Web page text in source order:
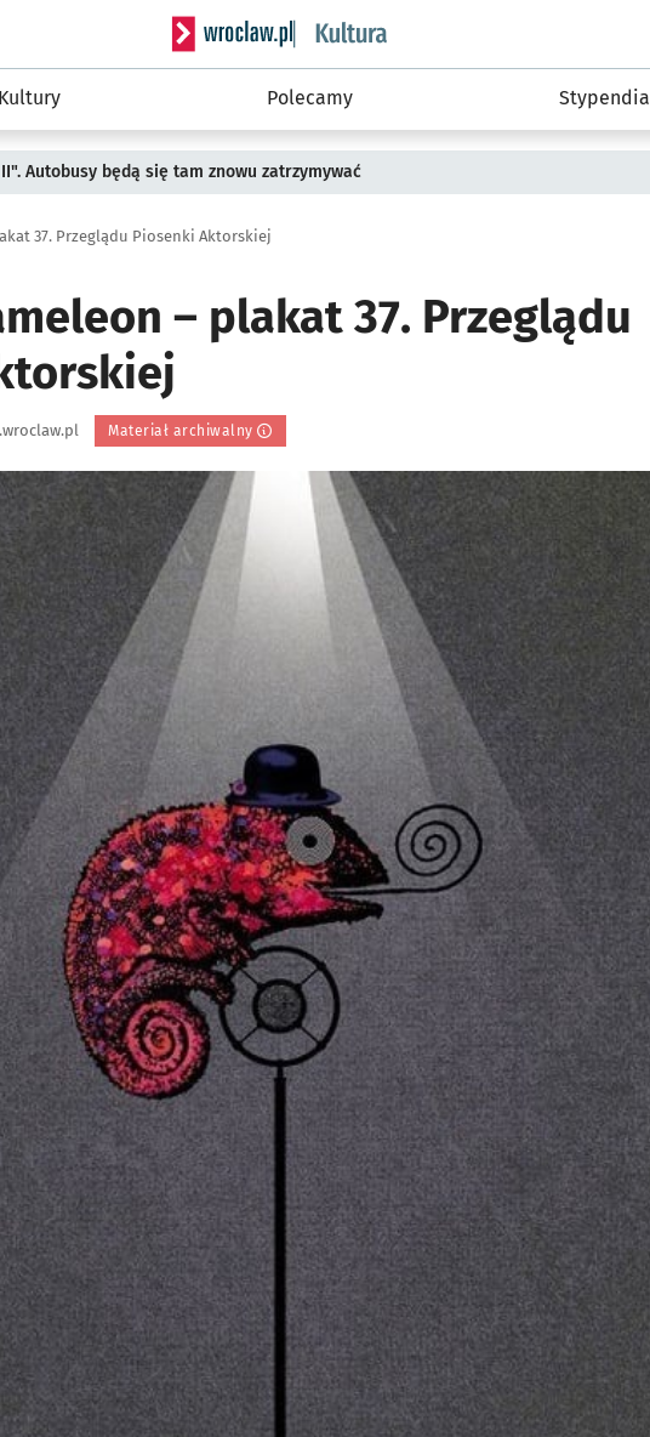
Serwis informacyjny wroclaw.pl podserwis: Kultura
Polecamy Stypendia
Autobusy będą się tam znowu zatrzymywać
37. Przeglądu Piosenki Aktorskiej
– plakat 37. Przeglądu
Materiał archiwalny